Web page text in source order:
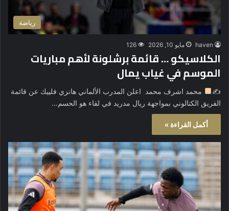
رياضة
haven مايو 10, 2026 126
الكلاسيكو … قائمة برشلونة لأهم مباريات
الموسم في غياب يمال
✍
محمد اشرف محمد اعلن المدرب الألماني هانزي فلييك عن قائمة
الفريق الكتالوني بمواجهة ريال مدريد في لقاء هو الحسم…
أكمل القراءة »